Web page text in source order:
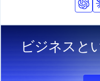
み込み、プロフェッショ
す。
ビジネスと